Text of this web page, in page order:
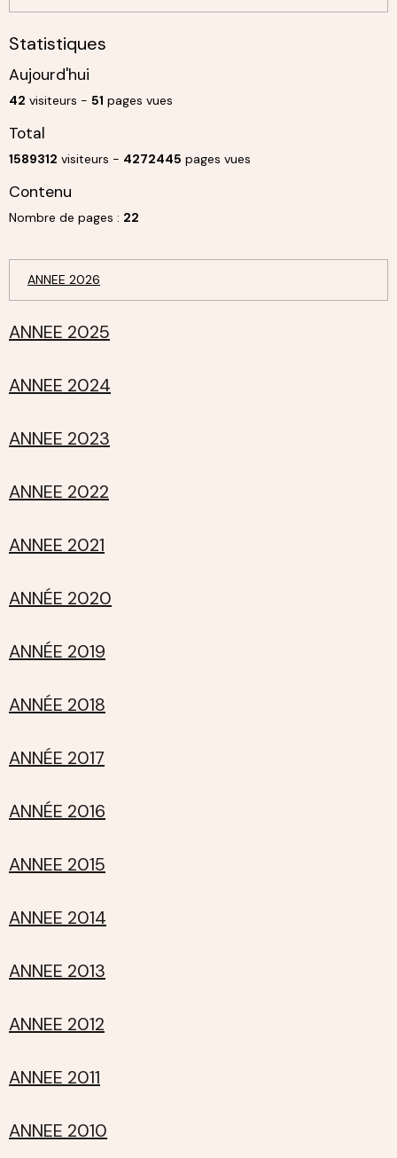
Statistiques
Aujourd'hui
42 visiteurs - 51 pages vues
Total
1589312 visiteurs - 4272445 pages vues
Contenu
Nombre de pages : 22
ANNEE 2026
ANNEE 2025
ANNEE 2024
ANNEE 2023
ANNEE 2022
ANNEE 2021
ANNÉE 2020
ANNÉE 2019
ANNÉE 2018
ANNÉE 2017
ANNÉE 2016
ANNEE 2015
ANNEE 2014
ANNEE 2013
ANNEE 2012
ANNEE 2011
ANNEE 2010